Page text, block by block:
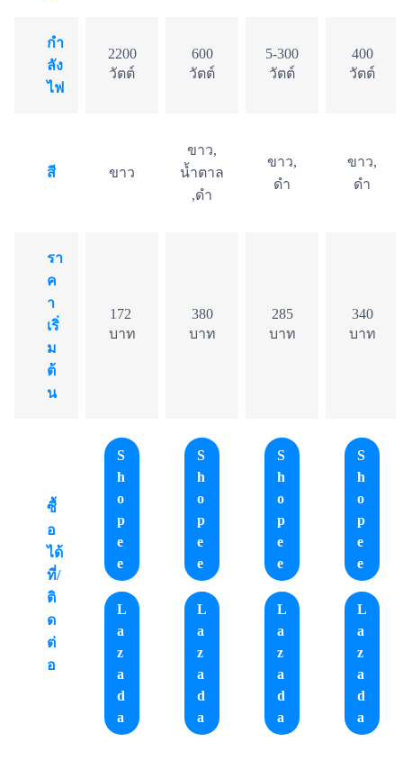
กำ
ลัง
ไฟ
2200
วัตต์
600
วัตต์
5-300
วัตต์
400
วัตต์
สี ขาว
ขาว,
น้ำตาล
,ดำ
ขาว,
ดำ
ขาว,
ดำ
รา
ค
า
เริ่
ม
ต้
น
172
บาท
380
บาท
285
บาท
340
บาท
ซื้
อ
ได้
ที่/
ติ
ด
ต่
อ
S
h
o
p
e
e
L
a
z
a
d
a
S
h
o
p
e
e
L
a
z
a
d
a
S
h
o
p
e
e
L
a
z
a
d
a
S
h
o
p
e
e
L
a
z
a
d
a